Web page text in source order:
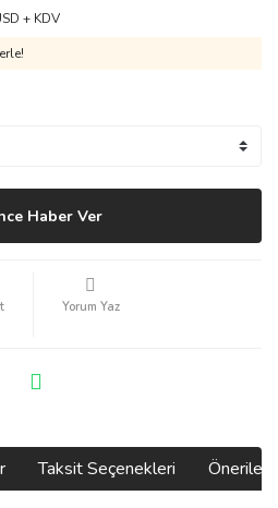
+ KDV
Haber Ver
Yorum Yaz
Taksit Seçenekleri